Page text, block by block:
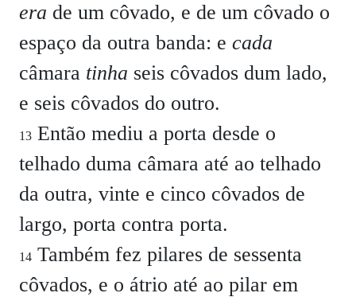
era de um côvado, e de um côvado o
espaço da outra banda: e cada
câmara tinha seis côvados dum lado,
e seis côvados do outro.
13 Então mediu a porta desde o
telhado duma câmara até ao telhado
da outra, vinte e cinco côvados de
largo, porta contra porta.
14 Também fez pilares de sessenta
côvados, e o átrio até ao pilar em